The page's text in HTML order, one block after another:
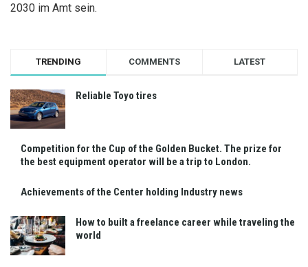
2030 im Amt sein.
TRENDING COMMENTS LATEST
Reliable Toyo tires
Competition for the Cup of the Golden Bucket. The prize for
the best equipment operator will be a trip to London.
Achievements of the Center holding Industry news
How to built a freelance career while traveling the
world